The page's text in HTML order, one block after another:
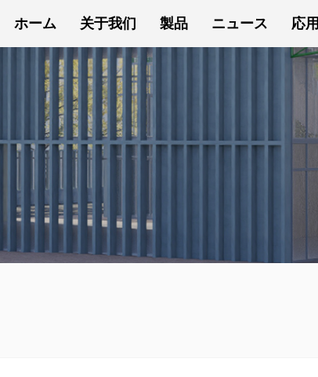
ホーム 关于我们 製品 ニュース 応用